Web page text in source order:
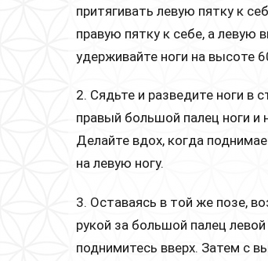
притягивать левую пятку к
правую пятку к себе, а левую
удерживайте ноги на высоте
2. Сядьте и разведите ноги в
правый большой палец ноги и
Делайте вдох, когда
на левую ногу.
3. Оставаясь в той же позе,
рукой за большой палец
поднимитесь вверх. Затем с